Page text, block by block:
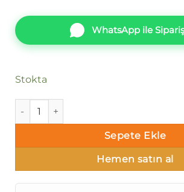
WhatsApp ile
Stokta
Ankawall Berceste-Geometrik 53372
Sepete Ekle
Hemen satın al